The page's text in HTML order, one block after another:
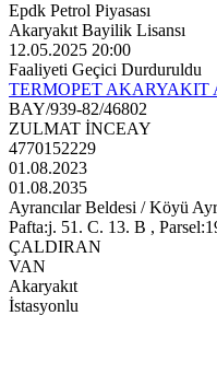
Epdk Petrol Piyasası
Akaryakıt Bayilik Lisansı
12.05.2025 20:00
Faaliyeti Geçici Durduruldu
TERMOPET AKARYAKIT
BAY/939-82/46802
ZULMAT İNCEAY
4770152229
01.08.2023
01.08.2035
Ayrancılar Beldesi / Köyü
Pafta:j. 51. C. 13. B ,
ÇALDIRAN
VAN
Akaryakıt
İstasyonlu